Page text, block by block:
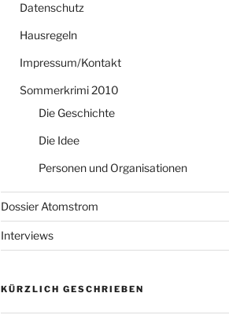
Datenschutz
Hausregeln
Impressum/Kontakt
Sommerkrimi 2010
Die Geschichte
Die Idee
Personen und Organisationen
Dossier Atomstrom
Interviews
KÜRZLICH GESCHRIEBEN